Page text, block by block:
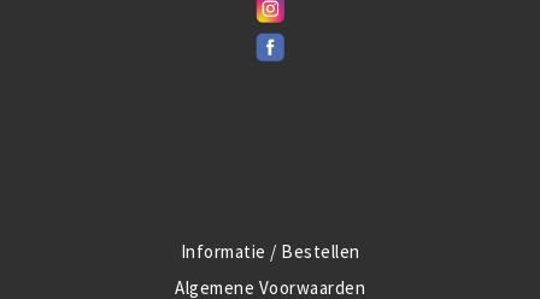
Informatie / Bestellen
Algemene Voorwaarden